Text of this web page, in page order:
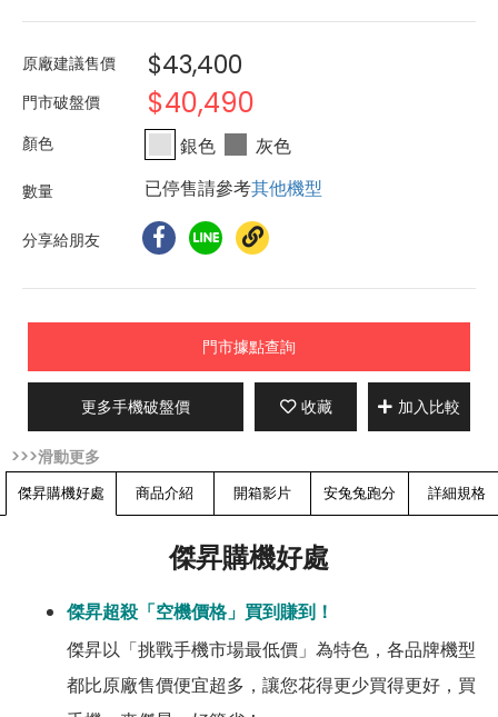
原廠建議售價 $43,400
門市破盤價 $40,490
銀色
灰色
已停售請參考其他機型
分享給朋友
門市據點查詢
更多手機破盤價 收藏 加入比較
傑昇購機好處 商品介紹 開箱影片 安兔兔跑分 詳細規格
傑昇購機好處
傑昇超殺「空機價格」買到賺到！
傑昇以「挑戰手機市場最低價」為特色，各品牌機型
都比原廠售價便宜超多，讓您花得更少買得更好，買